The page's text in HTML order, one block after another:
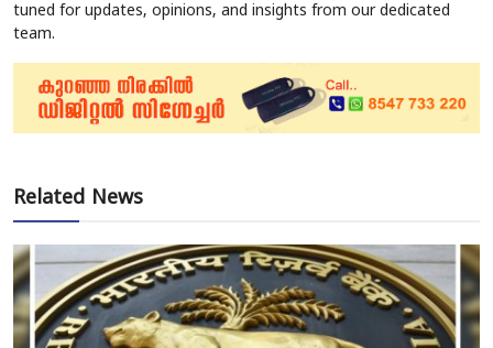
tuned for updates, opinions, and insights from our dedicated
team.
Related News